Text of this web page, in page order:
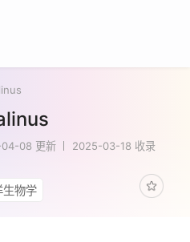
08 更新 2025-03-18 收录
生物学